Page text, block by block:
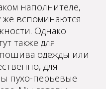
наполнителе,
же вспоминаются
Однако
также для
одежды или
для
пухо-перьевые